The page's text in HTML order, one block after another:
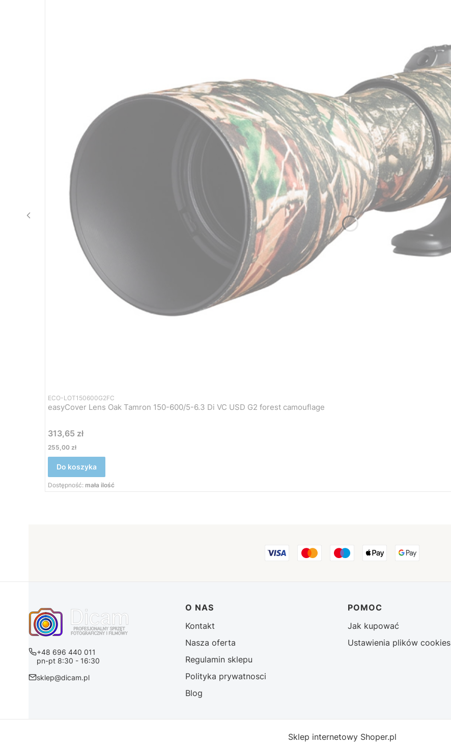
ECO-LOT150600G2FC
easyCover Lens Oak Tamron 150-600/5-6.3 Di VC USD G2 forest camouflage
Cena
313,65 zł
Cena
255,00 zł
Do koszyka
Dostępność: mała ilość
+48 696 440 011
pn-pt 8:30 - 16:30
sklep@dicam.pl
Linki w stopce
O NAS
Kontakt
Nasza oferta
Regulamin sklepu
Polityka prywatnosci
Blog
POMOC
Jak kupować
Ustawienia plików cookies
Sklep internetowy Shoper.pl